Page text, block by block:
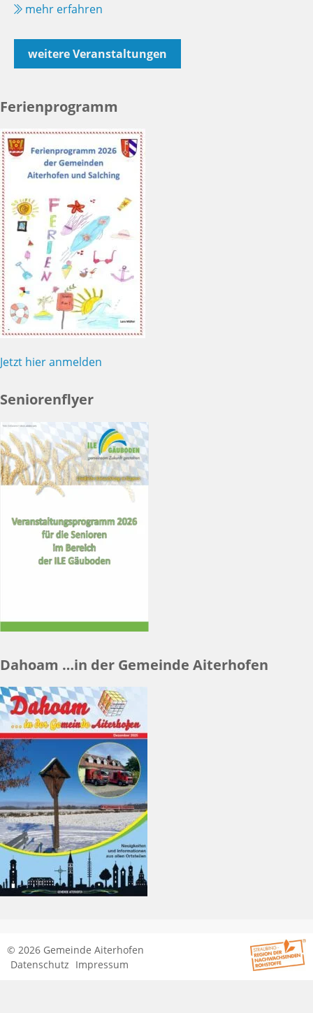
mehr erfahren
weitere Veranstaltungen
Ferienprogramm
Jetzt hier anmelden
Seniorenflyer
Dahoam …in der Gemeinde Aiterhofen
© 2026 Gemeinde Aiterhofen
Datenschutz Impressum